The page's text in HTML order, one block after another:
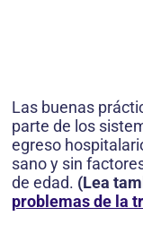
Las buenas
parte de los
egreso
sano y sin
de edad. (Lea
problemas de la